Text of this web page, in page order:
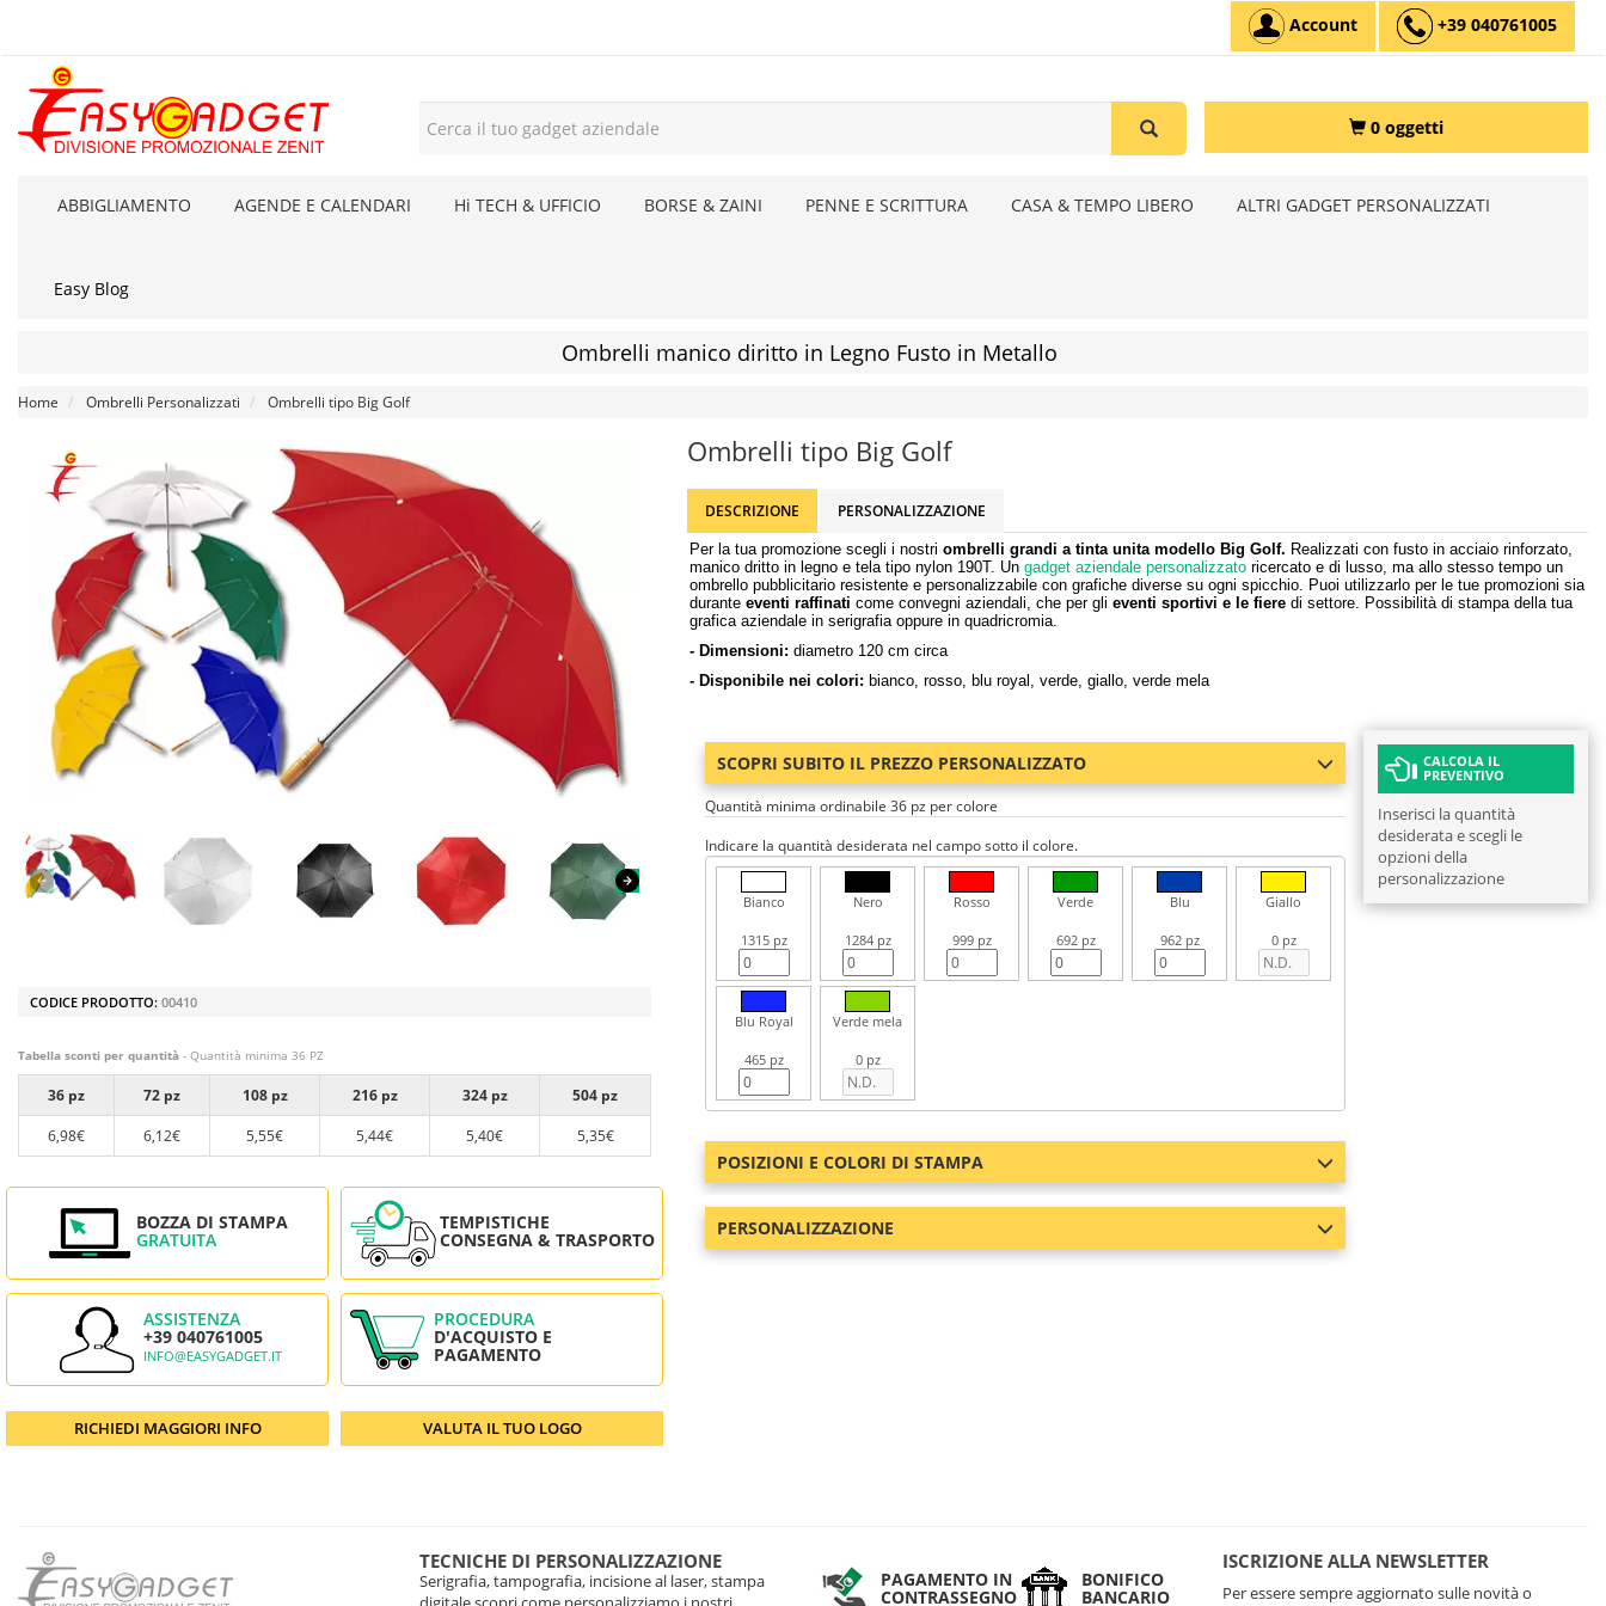
Account +39 040761005
0 oggetti
ABBIGLIAMENTO AGENDE E CALENDARI Hi TECH & UFFICIO BORSE & ZAINI PENNE E SCRITTURA CASA & TEMPO LIBERO ALTRI GADGET PERSONALIZZATI
Easy Blog
Ombrelli manico diritto in Legno Fusto in Metallo
Home Ombrelli Personalizzati Ombrelli tipo Big Golf
CODICE PRODOTTO: 00410
Tabella sconti per quantità - Quantità minima 36 PZ
36 pz 72 pz 108 pz 216 pz 324 pz
504 pz
6,98€
6,12€ 5,55€ 5,44€ 5,40€ 5,35€
BOZZA DI STAMPA
GRATUITA
TEMPISTICHE
CONSEGNA & TRASPORTO
ASSISTENZA
+39 040761005
INFO@EASYGADGET.IT
PROCEDURA
D'ACQUISTO E
PAGAMENTO
RICHIEDI MAGGIORI INFO VALUTA IL TUO LOGO
Ombrelli tipo Big Golf
DESCRIZIONE PERSONALIZZAZIONE
Per la tua promozione scegli i nostri ombrelli grandi a tinta unita modello Big Golf. Realizzati con fusto in acciaio rinforzato,
manico dritto in legno e tela tipo nylon 190T. Un gadget aziendale personalizzato ricercato e di lusso, ma allo stesso tempo un
ombrello pubblicitario resistente e personalizzabile con grafiche diverse su ogni spicchio. Puoi utilizzarlo per le tue promozioni sia
durante eventi raffinati come convegni aziendali, che per gli eventi sportivi e le fiere di settore. Possibilità di stampa della tua
grafica aziendale in serigrafia oppure in quadricromia.
- Dimensioni: diametro 120 cm circa
- Disponibile nei colori: bianco, rosso, blu royal, verde, giallo, verde mela
SCOPRI SUBITO IL PREZZO PERSONALIZZATO
Quantità minima ordinabile 36 pz per colore
Indicare la quantità desiderata nel campo sotto il colore.
Bianco
1315 pz
Nero
1284 pz
Rosso
999 pz
Verde
692 pz
Blu
962 pz
Giallo
0 pz
Blu Royal
465 pz
Verde mela
0 pz
POSIZIONI E COLORI DI STAMPA
PERSONALIZZAZIONE
CALCOLA IL
PREVENTIVO
Inserisci la quantità
desiderata e scegli le
opzioni della
personalizzazione
TECNICHE DI PERSONALIZZAZIONE
Serigrafia, tampografia, incisione al laser, stampa
PAGAMENTO IN
CONTRASSEGNO
BONIFICO
BANCARIO
ISCRIZIONE ALLA NEWSLETTER
Per essere sempre aggiornato sulle novità o